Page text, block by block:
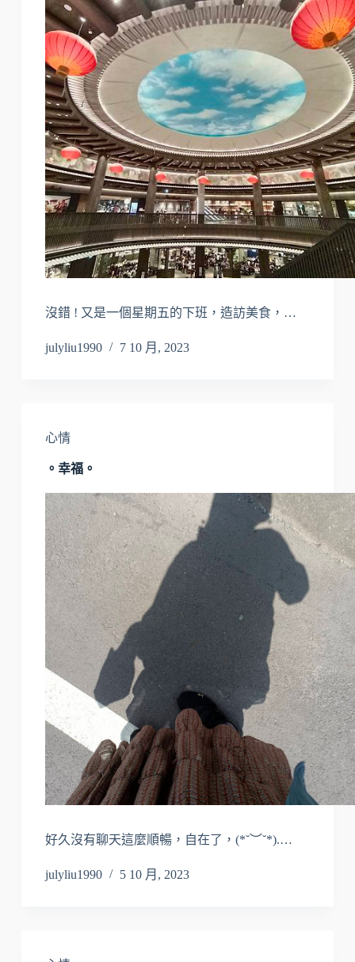
沒錯 ! 又是一個星期五的下班，造訪美食，…
julyliu1990 7 10 月, 2023
心情
。幸福。
好久沒有聊天這麼順暢，自在了，(*˘︶˘*).…
julyliu1990 5 10 月, 2023